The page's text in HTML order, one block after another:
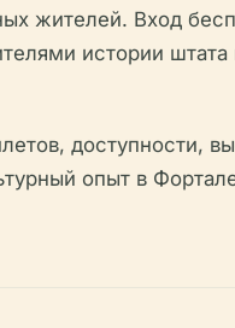
жителей. Вход
истории штата
доступности,
опыт в